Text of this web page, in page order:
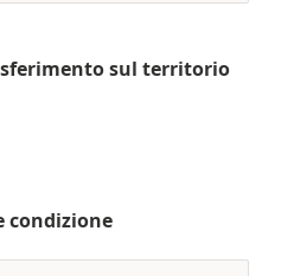
sul territorio
condizione